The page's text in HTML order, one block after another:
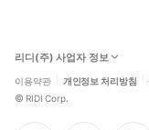
리디(주) 사업자 정보
이용약관 개인정보 처리방침
© RIDI Corp.